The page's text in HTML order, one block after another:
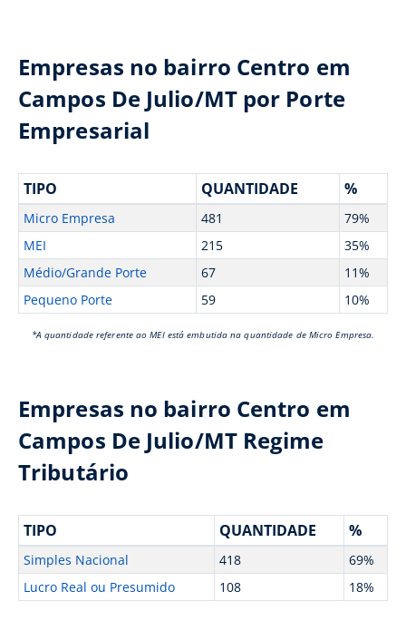
Empresas no bairro Centro em
Campos De Julio/MT por Porte
Empresarial
TIPO QUANTIDADE %
Micro Empresa 481
79%
MEI
215
35%
Médio/Grande Porte
67
11%
Pequeno Porte
59 10%
*A quantidade referente ao MEI está embutida na quantidade de Micro Empresa.
Empresas no bairro Centro em
Campos De Julio/MT Regime
Tributário
TIPO QUANTIDADE %
Simples Nacional 418
69%
Lucro Real ou Presumido
108 18%